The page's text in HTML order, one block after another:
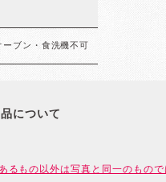
ーブン・食洗機不可
について
るもの以外は写真と同一のもので